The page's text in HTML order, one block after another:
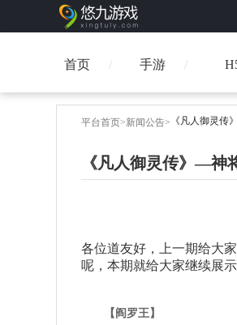
首页 手游
平台首页>新闻公告> 《凡人御灵传
《凡人御灵传》—神
各位道友好，上一期给大
呢，本期就给大家继续展示
【 阎罗王】